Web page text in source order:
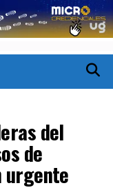
del
de
urgente